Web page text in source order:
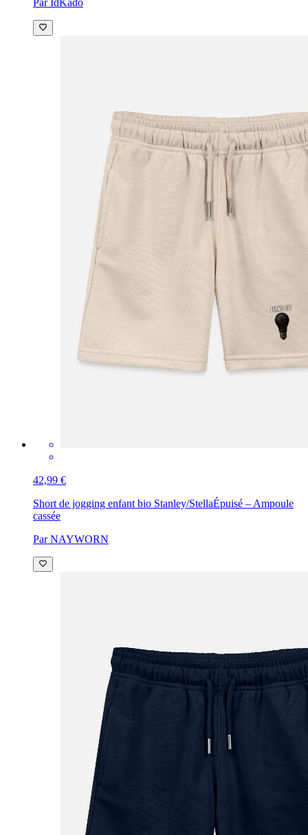
Par IdKado
42,99 €
Short de jogging enfant bio Stanley/StellaÉpuisé – Ampoule
cassée
Par NAYWORN